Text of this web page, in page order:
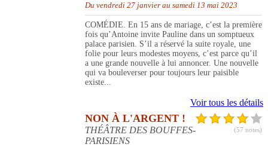
Du vendredi 27 janvier au samedi 13 mai 2023
COMÉDIE. En 15 ans de mariage, c’est la première
fois qu’Antoine invite Pauline dans un somptueux
palace parisien. S’il a réservé la suite royale, une
folie pour leurs modestes moyens, c’est parce qu’il
a une grande nouvelle à lui annoncer. Une nouvelle
qui va bouleverser pour toujours leur paisible
existe...
Voir tous les détails
(57 notes)
NON À L'ARGENT !
THÉÂTRE DES BOUFFES-
PARISIENS